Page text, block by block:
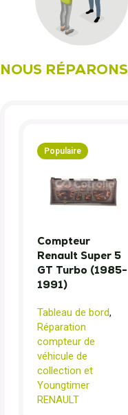
NOUS RÉPARONS
Populaire
Compteur
Renault Super 5
GT Turbo (1985-
1991)
Tableau de bord,
Réparation
compteur de
véhicule de
collection et
Youngtimer
RENAULT